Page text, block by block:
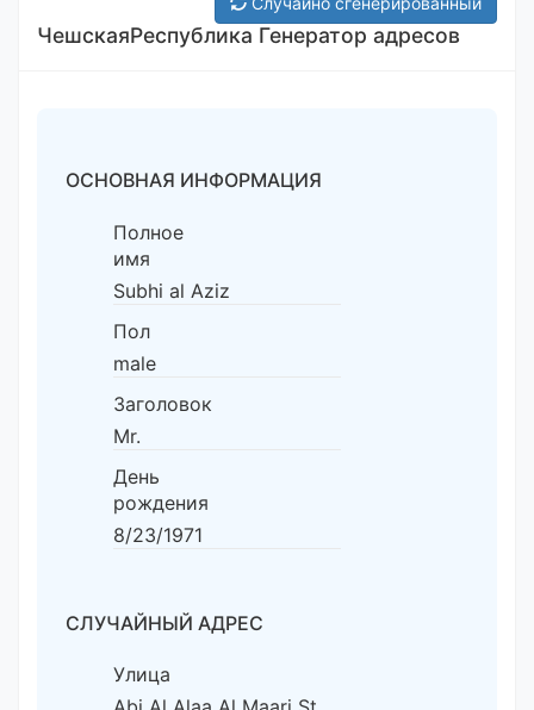
ЧешскаяРеспублика Генератор адресов
ОСНОВНАЯ ИНФОРМАЦИЯ
Полное
имя
Subhi al Aziz
Пол
male
Заголовок
Mr.
День
рождения
8/23/1971
СЛУЧАЙНЫЙ АДРЕС
Улица